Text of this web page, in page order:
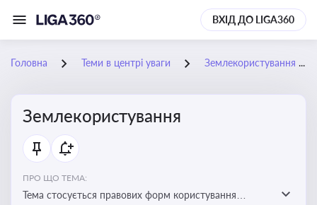
ВХІД ДО LIGA360
Головна Теми в центрі уваги Землекористування
Землекористування
ПРО ЩО ТЕМА:
Тема стосується правових форм користування